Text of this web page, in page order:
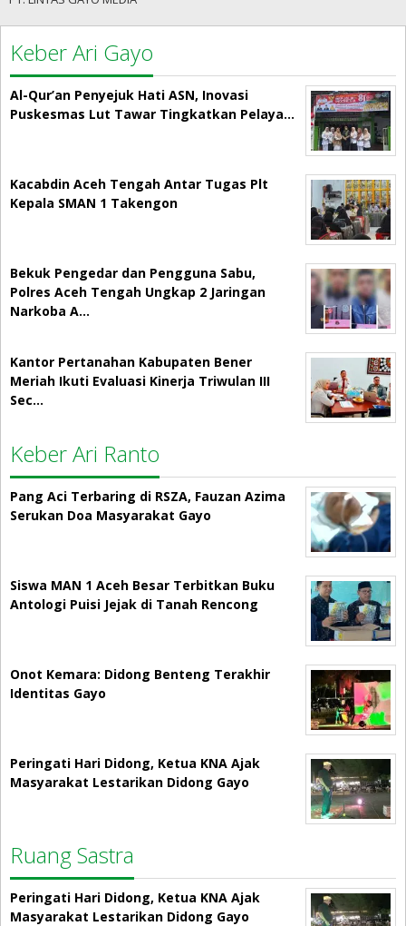
Keber Ari Gayo
Al-Qur’an Penyejuk Hati ASN, Inovasi
Puskesmas Lut Tawar Tingkatkan Pelaya…
Kacabdin Aceh Tengah Antar Tugas Plt
Kepala SMAN 1 Takengon
Bekuk Pengedar dan Pengguna Sabu,
Polres Aceh Tengah Ungkap 2 Jaringan
Narkoba A…
Kantor Pertanahan Kabupaten Bener
Meriah Ikuti Evaluasi Kinerja Triwulan III
Sec…
Keber Ari Ranto
Pang Aci Terbaring di RSZA, Fauzan Azima
Serukan Doa Masyarakat Gayo
Siswa MAN 1 Aceh Besar Terbitkan Buku
Antologi Puisi Jejak di Tanah Rencong
Onot Kemara: Didong Benteng Terakhir
Identitas Gayo
Peringati Hari Didong, Ketua KNA Ajak
Masyarakat Lestarikan Didong Gayo
Ruang Sastra
Peringati Hari Didong, Ketua KNA Ajak
Masyarakat Lestarikan Didong Gayo